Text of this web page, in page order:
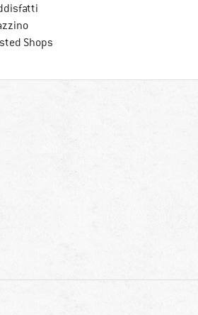
ShopsTrovi tutte le informazioni qui!